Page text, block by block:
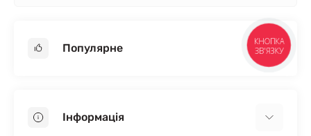
Популярне
Пінопласт
Інформація
КНОПКА
ЗВ'ЯЗКУ